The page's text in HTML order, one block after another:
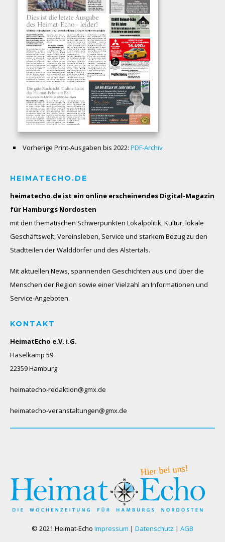
Vorherige Print-Ausgaben bis 2022: PDF-Archiv
HEIMATECHO.DE
heimatecho.de ist ein online erscheinendes Digital-Magazin
für Hamburgs Nordosten
mit den thematischen Schwerpunkten Lokalpolitik, Kultur, lokale
Geschäftswelt, Vereinsleben, Service und starkem Bezug zu den
Stadtteilen der Walddörfer und des Alstertals.
Mit aktuellen News, spannenden Geschichten aus und über die
Menschen der Region sowie einer Vielzahl an Informationen und
Service-Angeboten.
KONTAKT
HeimatEcho e.V. i.G.
Haselkamp 59
22359 Hamburg
heimatecho-redaktion@gmx.de
heimatecho-veranstaltungen@gmx.de
© 2021 Heimat-Echo Impressum | Datenschutz | AGB